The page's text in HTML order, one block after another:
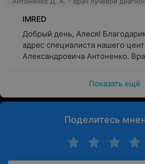
IMRED
Добрый день, Алеся!
адрес специалиста нашего
Александровича Антоненко.
Показать ещё
Поделитесь